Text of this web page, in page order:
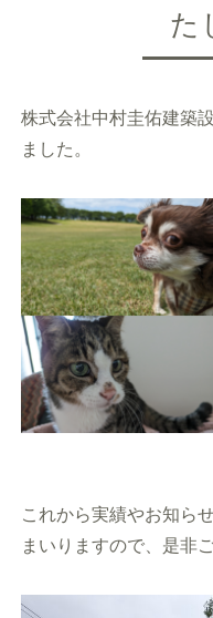
た
株式会社中村圭佑建築
ました。
これから実績やお知ら
まいりますので、是非